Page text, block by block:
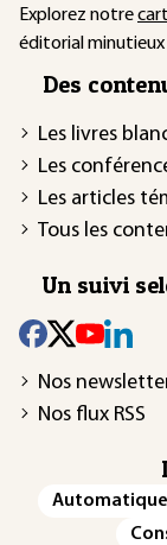
Explorez notre
éditorial minutieux
Des
Les livres
Les
Les articles
Tous les
Un suivi
Nos
Nos flux RSS